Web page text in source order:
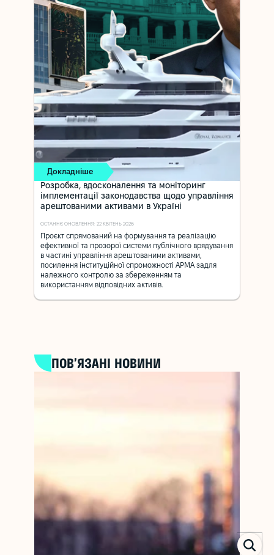
Докладніше
Розробка, вдосконалення та моніторинг
імплементації законодавства щодо управління
арештованими активами в Україні
ОСТАННЄ ОНОВЛЕННЯ: 22 КВІТЕНЬ 2026
Проєкт спрямований на формування та реалізацію
ефективної та прозорої системи публічного врядування
в частині управління арештованими активами,
посилення інституційної спроможності АРМА задля
належного контролю за збереженням та
використанням відповідних активів.
ПОВ’ЯЗАНІ НОВИНИ